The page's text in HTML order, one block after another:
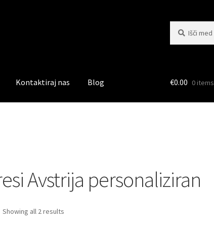
Kontaktiraj nas Blog €0.00 0 items
Avstrija personaliziran
Showing all 2 resultsSorted